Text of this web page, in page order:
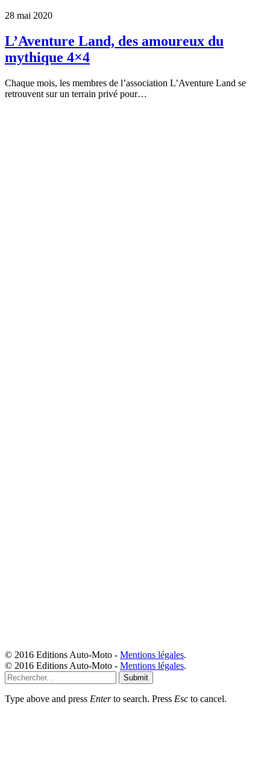
28 mai 2020
L’Aventure Land, des amoureux du
mythique 4×4
Chaque mois, les membres de l’association L’Aventure Land se
retrouvent sur un terrain privé pour…
© 2016 Editions Auto-Moto - Mentions légales.
© 2016 Editions Auto-Moto - Mentions légales.
Submit
Type above and press Enterto search. Press Esc to cancel.